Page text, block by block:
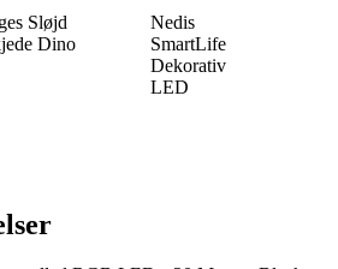
Sløjd
Dino
Nedis
SmartLife
Dekorativ
LED